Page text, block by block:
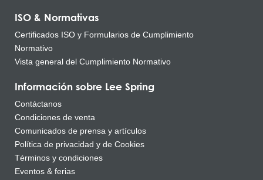
ISO & Normativas
Certificados ISO y Formularios de Cumplimiento
Normativo
Vista general del Cumplimiento Normativo
Información sobre Lee Spring
Contáctanos
Condiciones de venta
Comunicados de prensa y artículos
Política de privacidad y de Cookies
Términos y condiciones
Eventos & ferias